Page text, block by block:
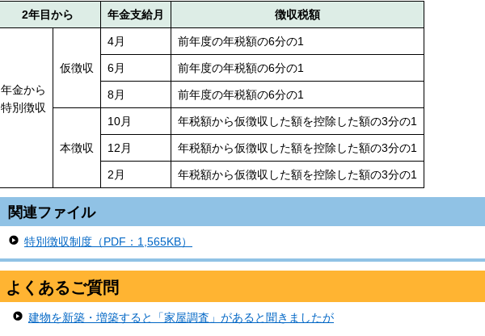
2年目から 年金支給月 徴収税額
年金から
特別徴収
仮徴収
4月 前年度の年税額の6分の1
6月 前年度の年税額の6分の1
8月 前年度の年税額の6分の1
本徴収
10月 年税額から仮徴収した額を控除した額の3分の1
12月 年税額から仮徴収した額を控除した額の3分の1
2月 年税額から仮徴収した額を控除した額の3分の1
関連ファイル
特別徴収制度（PDF：1,565KB）
よくあるご質問
建物を新築・増築すると「家屋調査」があると聞きましたが